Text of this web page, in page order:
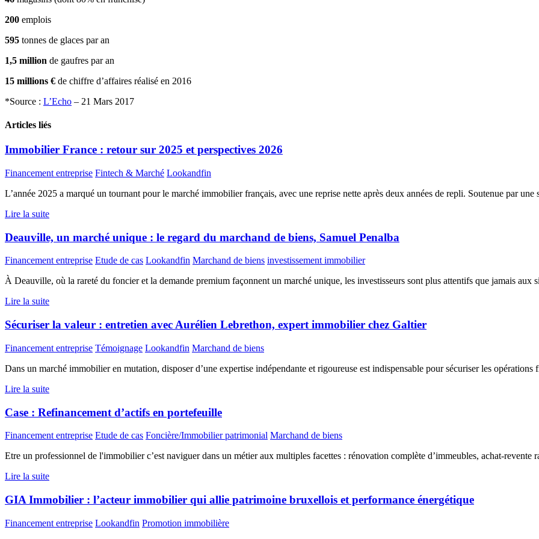
200 emplois
595 tonnes de glaces par an
1,5 million de gaufres par an
15 millions € de chiffre d’affaires réalisé en 2016
*Source : L’Echo – 21 Mars 2017
Articles liés
Immobilier France : retour sur 2025 et perspectives 2026
Financement entreprise Fintech & Marché Lookandfin
L’année 2025 a marqué un tournant pour le marché immobilier français, avec une reprise nette après deux années de repli. Soutenue par une
Lire la suite
Deauville, un marché unique : le regard du marchand de biens, Samuel Penalba
Financement entreprise Etude de cas Lookandfin Marchand de biens investissement immobilier
À Deauville, où la rareté du foncier et la demande premium façonnent un marché unique, les investisseurs sont plus attentifs que jamais aux
Lire la suite
Sécuriser la valeur : entretien avec Aurélien Lebrethon, expert immobilier chez Galtier
Financement entreprise Témoignage Lookandfin Marchand de biens
Dans un marché immobilier en mutation, disposer d’une expertise indépendante et rigoureuse est indispensable pour sécuriser les opérations
Lire la suite
Case : Refinancement d’actifs en portefeuille
Financement entreprise Etude de cas Foncière/Immobilier patrimonial Marchand de biens
Etre un professionnel de l'immobilier c’est naviguer dans un métier aux multiples facettes : rénovation complète d’immeubles, achat-revente
Lire la suite
GIA Immobilier : l’acteur immobilier qui allie patrimoine bruxellois et performance énergétique
Financement entreprise Lookandfin Promotion immobilière